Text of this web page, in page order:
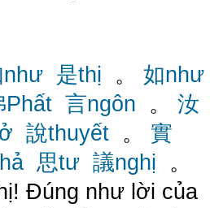
như 是thị 。 如như
Phất 言ngôn 。 汝
說thuyết 。 實
思tư 議nghị 。
Đúng như lời của